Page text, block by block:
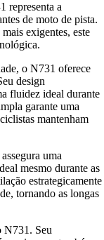
representa a
de moto de pista.
exigentes, este
o N731 oferece
design
fluidez ideal durante
garante uma
mantenham
uma
mesmo durante as
estrategicamente
tornando as longas
N731. Seu